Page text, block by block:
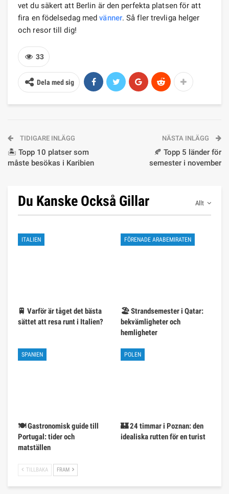
vet du säkert att Berlin är den perfekta platsen för att
fira en födelsedag medvänner. Så fler trevliga helger
och resor till dig!
33
Dela med sig
TIDIGARE INLÄGG
🏝️ Topp 10 platser som
måste besökas i Karibien
NÄSTA INLÄGG
🍂 Topp 5 länder för
semester i november
Allt
Du Kanske Också Gillar
ITALIEN
🚆 Varför är tåget det bästa
sättet att resa runt i Italien?
FÖRENADE ARABEMIRATEN
🏖️ Strandsemester i Qatar:
bekvämligheter och
hemligheter
SPANIEN
🍽️ Gastronomisk guide till
Portugal: tider och
matställen
POLEN
🏰 24 timmar i Poznan: den
idealiska rutten för en turist
TILLBAKA FRAM